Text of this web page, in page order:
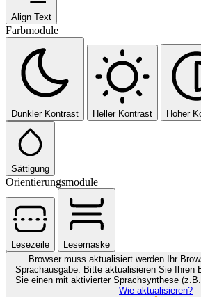
Align Text
Farbmodule
Dunkler Kontrast Heller Kontrast Hoher
Sättigung
Orientierungsmodule
Lesezeile
Lesemaske
Browser muss aktualisiert werden
Ihr
Sprachausgabe. Bitte aktualisieren Sie Ihren
Sie einen mit aktivierter Sprachsynthese
Wie aktualisieren?